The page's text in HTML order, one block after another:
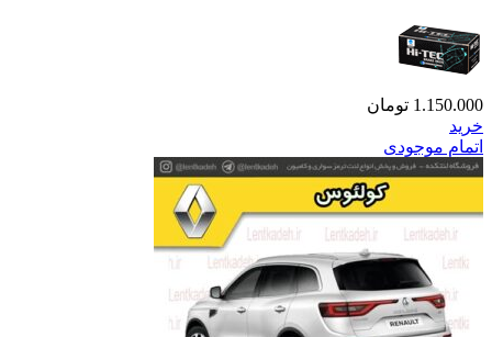
1.150.000 تومان
خرید
اتمام موجودی